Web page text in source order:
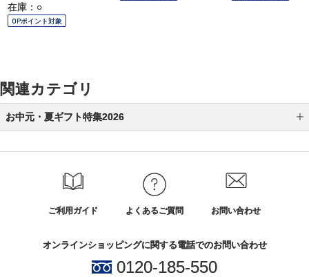
在庫：○
OPポイント対象
関連カテゴリ
お中元・夏ギフト特集2026
カテゴリから選ぶ
［伊藤ハム］お中元キャンペーン
［桂新堂］お中元キャンペーン
ご利用ガイド よくあるご質問 お問い合わせ
オンラインショッピングに関する電話でのお問い合わせ
0120-185-550